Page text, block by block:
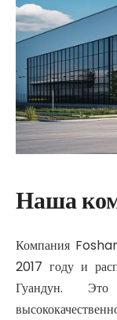
Наша
Компания
2017 году и
Гуандун. Это